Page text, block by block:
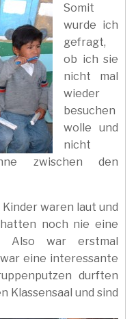
Somit
wurde ich
gefragt,
ob ich sie
nicht mal
wieder
besuchen
wolle und
nicht
zwischen den
waren laut und
noch nie eine
Also war erstmal
eine interessante
durften
Klassensaal und sind